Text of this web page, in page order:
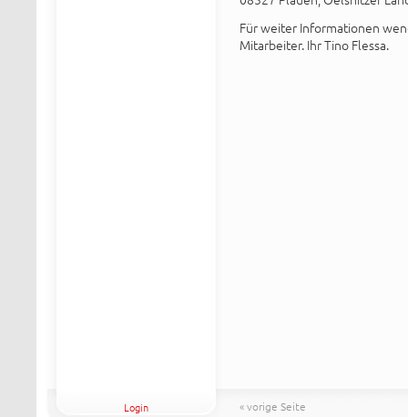
Für weiter Informationen
Mitarbeiter. Ihr Tino Flessa.
Login « vorige Seite